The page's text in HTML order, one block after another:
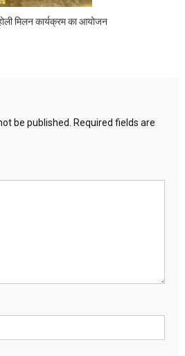
मिलन कार्यक्रम का आयोजन
be published.
Required fields are